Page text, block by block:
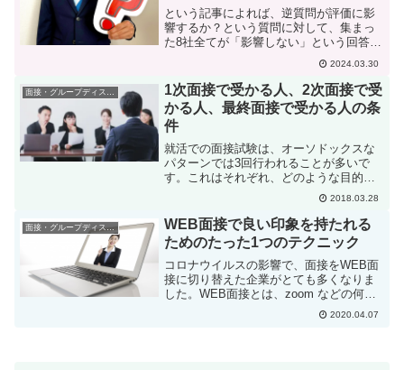
という記事によれば、逆質問が評価に影
響するか？という質問に対して、集まっ
た8社全てが「影響しない」という回答で
した。「選考の中で評価しますので、逆
質問の内容は評価に影響しません。社員
と直接お話いただける機会ですので、会
社や仕事について気にな...
2024.03.30
面接・グループディスカッション
1次面接で受かる人、2次面接で受
かる人、最終面接で受かる人の条
件
就活での面接試験は、オーソドックスな
パターンでは3回行われることが多いで
す。これはそれぞれ、どのような目的で
行われるのか、また、どのような人が受
かるのでしょうか？今日はこれについて
考えてみましょう。1次面接は基本ができ
ていれば受かるまず、最...
2018.03.28
面接・グループディスカッション
WEB面接で良い印象を持たれる
ためのたった1つのテクニック
コロナウイルスの影響で、面接をWEB面
接に切り替えた企業がとても多くなりま
した。WEB面接とは、zoom などの何ら
かの遠隔会話システムを使って会話をす
る方法です。基本的には、人と人が対面
2020.04.07